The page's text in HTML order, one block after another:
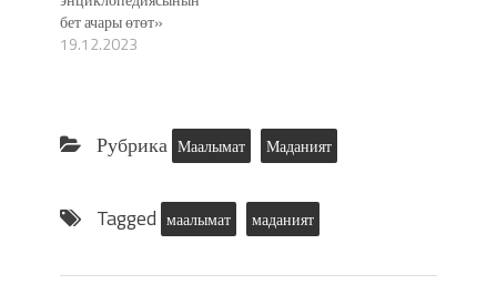
бет ачары өтөт»
19.12.2023
Рубрика Маалымат Маданият
Tagged маалымат маданият